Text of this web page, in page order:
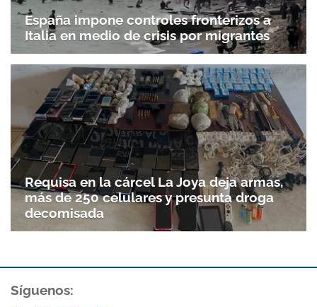
España impone controles fronterizos a
Italia en medio de crisis por migrantes
Requisa en la cárcel La Joya deja armas,
más de 250 celulares y presunta droga
decomisada
Síguenos: